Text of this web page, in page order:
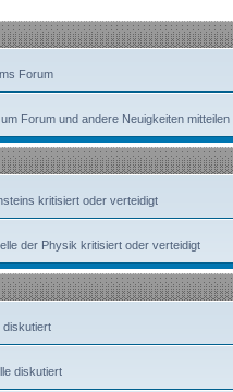
Forum
Forum und andere Neuigkeiten mitteilen
kritisiert oder verteidigt
der Physik kritisiert oder verteidigt
diskutiert
diskutiert